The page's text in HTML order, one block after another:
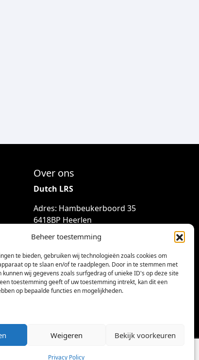
Beheer toestemming
te bieden, gebruiken wij technologieën zoals cookies om
op te slaan en/of te raadplegen. Door in te stemmen met
kunnen wij gegevens zoals surfgedrag of unieke ID's op deze site
toestemming geeft of uw toestemming intrekt, kan dit een
op bepaalde functies en mogelijkheden.
Weigeren Bekijk voorkeuren
Privacy Policy
Over ons
Dutch LRS
Adres: Hambeukerboord 35
6418BP Heerlen
(geen bezoekadres)
info@dutchlrs.nl
+31 45 2123953
KvK-nummer: 96002824
Btw-id: NL867424114B01